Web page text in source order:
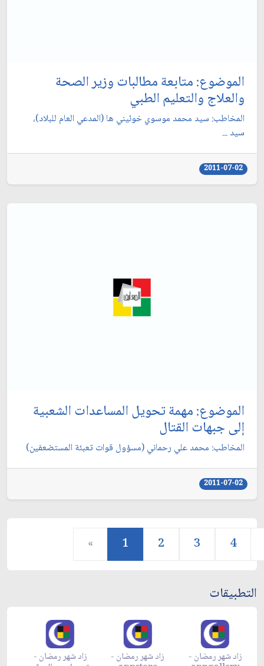
الموضوع: متابعة مطالبات وزير الصحة
والعلاج والتعليم الطبي‏
المخاطب: سيد محمد موسوي خوئيني ها (المدعي العام للبلاد)،
سيد ...
2011-07-02
الموضوع: مهمة تحويل المساعدات الشعبية
إلى جبهات القتال
‏المخاطب: محمد علي رحماني (مسؤول قوات تعبئة المستضعفين)
2011-07-02
« 1 2 3 4
التطبيقات
زاد شهر رمضان - زاد شهر رمضان - زاد شهر رمضان -